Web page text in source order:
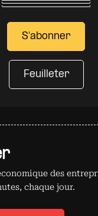
des
chaque jour.
S'abonner
Feuilleter